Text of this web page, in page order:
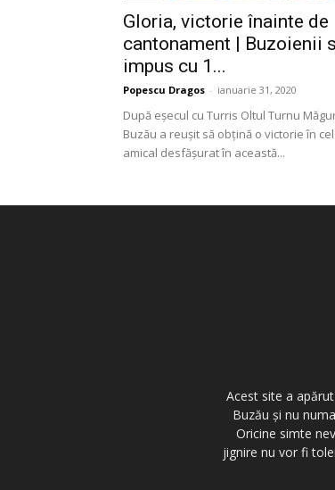
Gloria, victorie înainte de
cantonament | Buzoienii
impus cu 1...
Popescu Dragos - ianuarie 31, 2020
După eşecul cu Turris Oltul Turnu
Buzău a reuşit să obţină o victorie în
amical desfăşurat în această...
Acest site a
Buzău şi nu
Oricine simte
jignire nu vor fi